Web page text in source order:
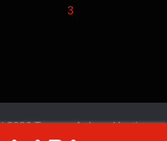
2026 TasarımAnkara Hosting